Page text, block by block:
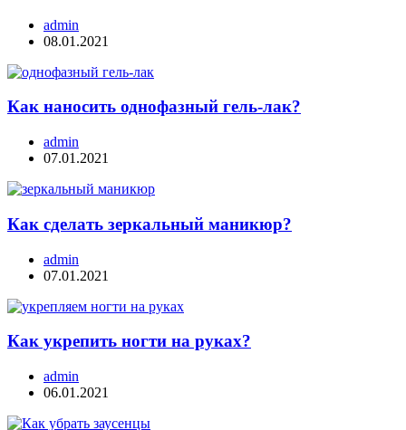
admin
08.01.2021
Как наносить однофазный гель-лак?
admin
07.01.2021
Как сделать зеркальный маникюр?
admin
07.01.2021
Как укрепить ногти на руках?
admin
06.01.2021